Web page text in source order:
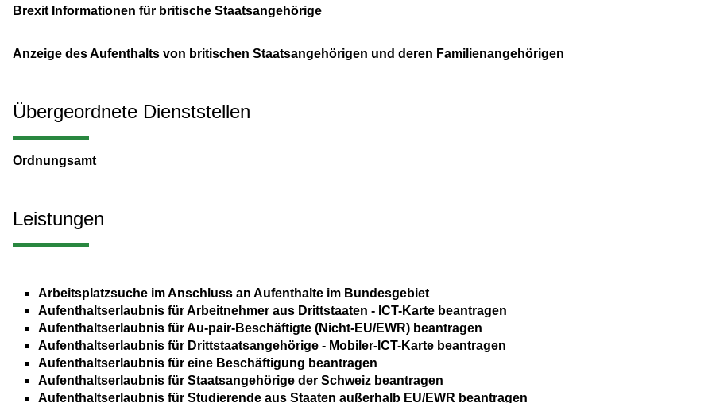
Brexit Informationen für britische Staatsangehörige
Anzeige des Aufenthalts von britischen Staatsangehörigen und deren Familienangehörigen
Übergeordnete Dienststellen
Ordnungsamt
Leistungen
Arbeitsplatzsuche im Anschluss an Aufenthalte im Bundesgebiet
Aufenthaltserlaubnis für Arbeitnehmer aus Drittstaaten - ICT-Karte beantragen
Aufenthaltserlaubnis für Au-pair-Beschäftigte (Nicht-EU/EWR) beantragen
Aufenthaltserlaubnis für Drittstaatsangehörige - Mobiler-ICT-Karte beantragen
Aufenthaltserlaubnis für eine Beschäftigung beantragen
Aufenthaltserlaubnis für Staatsangehörige der Schweiz beantragen
Aufenthaltserlaubnis für Studierende aus Staaten außerhalb EU/EWR beantragen